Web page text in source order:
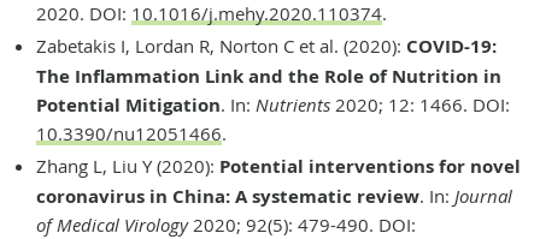
2020. DOI: 10.1016/j.mehy.2020.110374.
Zabetakis I, Lordan R, Norton C et al. (2020): COVID-19:
The Inflammation Link and the Role of Nutrition in
Potential Mitigation. In: Nutrients 2020; 12: 1466. DOI:
10.3390/nu12051466.
Zhang L, Liu Y (2020): Potential interventions for novel
coronavirus in China: A systematic review. In: Journal
of Medical Virology2020; 92(5): 479-490. DOI: